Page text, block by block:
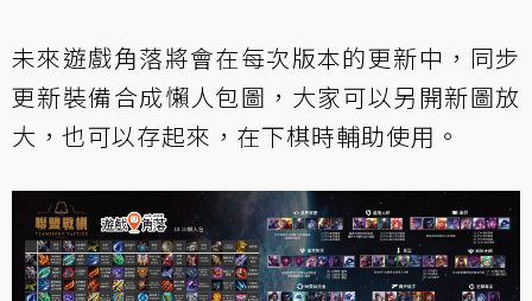
未來遊戲角落將會在每次版本的更新中，同步
更新裝備合成懶人包圖，大家可以另開新圖放
大，也可以存起來，在下棋時輔助使用。